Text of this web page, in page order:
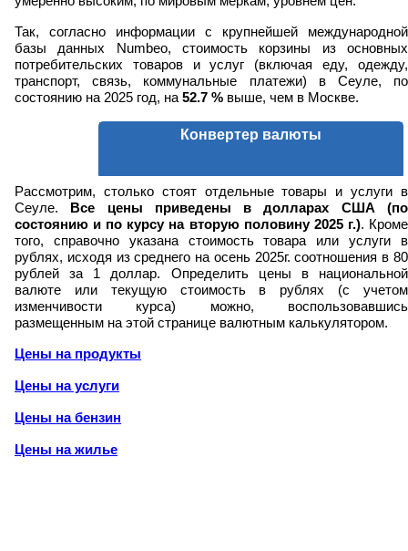
Так, согласно информации с крупнейшей международной
базы данных Numbeo, стоимость корзины из основных
потребительских товаров и услуг (включая еду, одежду,
транспорт, связь, коммунальные платежи) в Сеуле, по
состоянию на 2025 год, на52.7 % выше, чем в Москве.
Конвертер валюты
Рассмотрим, столько стоят отдельные товары и услуги в
Сеуле.
Все цены приведены в долларах США (по
состоянию и по курсу на вторую половину 2025 г.). Кроме
того, справочно указана стоимость товара или услуги в
рублях, исходя из среднего на осень 2025г. соотношения в 80
рублей за 1 доллар. Определить цены в национальной
валюте или текущую стоимость в рублях (с учетом
изменчивости курса) можно, воспользовавшись
размещенным на этой странице валютным калькулятором.
Цены на продукты
Цены на услуги
Цены на бензин
Цены на жилье